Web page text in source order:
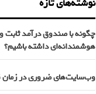
نوشته‌های تازه
چگونه با صندوق درآمد
هوشمندانه‌ای داشته باشیم؟
وب‌سایت‌های ضروری در زمان